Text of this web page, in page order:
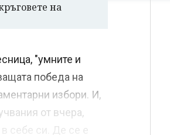
на
"умните и
победа на
избори. И,
от вчера,
себе си. Де се е